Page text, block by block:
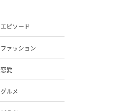
エピソード
ファッション
恋愛
グルメ